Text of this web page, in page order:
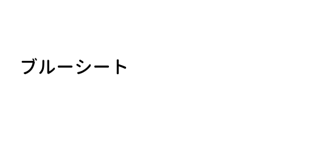
ブルーシート